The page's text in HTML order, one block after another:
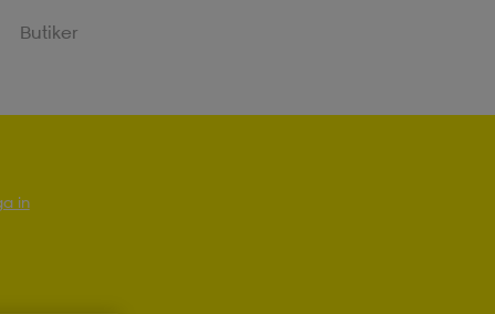
Butiker
in